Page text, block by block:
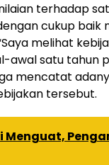
terhadap
cukup baik
melihat
awal satu tahun
mencatat
tersebut.
Menguat,